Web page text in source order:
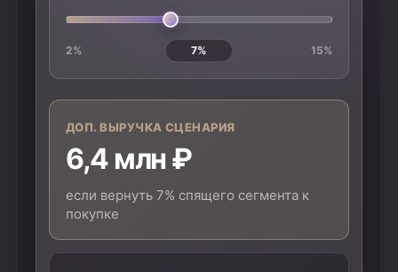
2% 7% 15%
ДОП. ВЫРУЧКА СЦЕНАРИЯ
6,4 млн ₽
если вернуть 7% спящего сегмента к
покупке